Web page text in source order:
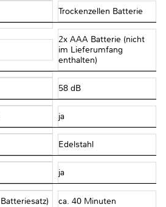
Trockenzellen Batterie
2x AAA Batterie (nicht
im Lieferumfang
enthalten)
58 dB
ja
Edelstahl
ja
ca. 40 Minuten